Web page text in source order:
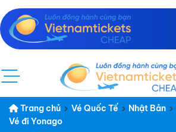
Trang chủ Vé Quốc Tế Nhật Bản
Vé đi Yonago